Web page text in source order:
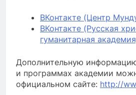
ВКонтакте (Центр
ВКонтакте (Русская
гуманитарная
Дополнительную
и программах академии
официальном сайте: http://